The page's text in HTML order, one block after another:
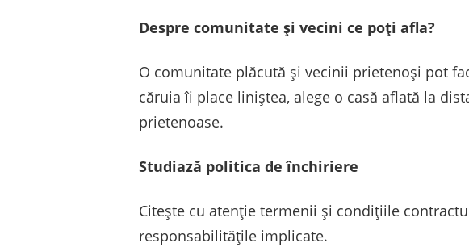
Despre comunitate și vecini ce poți afla?
O comunitate plăcută și vecinii prietenoși pot
căruia îi place liniștea, alege o casă aflată la
prietenoase.
Studiază politica de închiriere
Citește cu atenție termenii și condițiile
responsabilitățile implicate.